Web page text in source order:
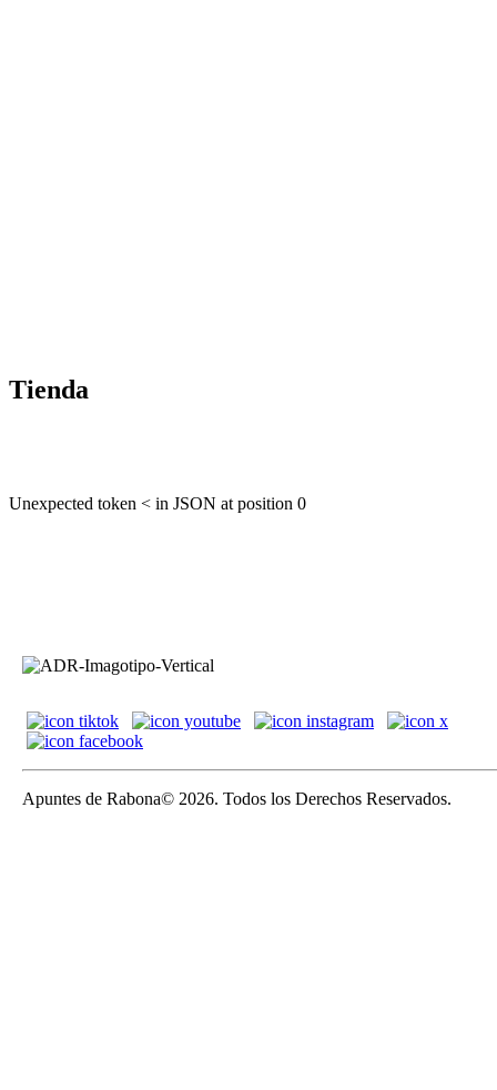
Tienda
Unexpected token < in JSON at position 0
Apuntes de Rabona© 2026. Todos los Derechos Reservados.